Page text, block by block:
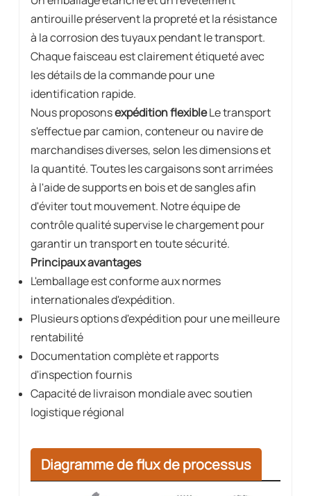
antirouille préservent la propreté et la résistance
à la corrosion des tuyaux pendant le transport.
Chaque faisceau est clairement étiqueté avec
les détails de la commande pour une
identification rapide.
Nous proposonsexpédition flexibleLe transport
s'effectue par camion, conteneur ou navire de
marchandises diverses, selon les dimensions et
la quantité. Toutes les cargaisons sont arrimées
à l'aide de supports en bois et de sangles afin
d'éviter tout mouvement. Notre équipe de
contrôle qualité supervise le chargement pour
garantir un transport en toute sécurité.
Principaux avantages
L'emballage est conforme aux normes
internationales d'expédition.
Plusieurs options d'expédition pour une meilleure
rentabilité
Documentation complète et rapports
d'inspection fournis
Capacité de livraison mondiale avec soutien
logistique régional
Diagramme de flux de processus